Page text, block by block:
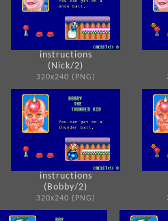
instructions
(Nick/2)
320x240 (PNG)
instructions
(Bobby/2)
320x240 (PNG)